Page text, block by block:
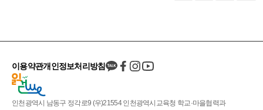
인천광역시 남동구 정각로9 (우)21554 인천광역시교육청 학교·마을협력과
이용약관개인정보처리방침